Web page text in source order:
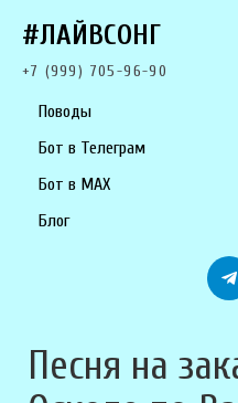
#ЛАЙВСОНГ
+7 (999) 705-96-90
Поводы
Бот в Телеграм
Бот в MAX
Блог
Песня на